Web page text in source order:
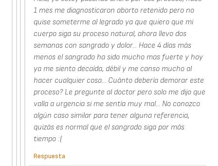
1 mes me diagnosticaron aborto retenido pero no
quise someterme al legrado ya que quiero que mi
cuerpo siga su proceso natural, ahora llevo dos
semanas con sangrado y dolor... Hace 4 días más
menos el sangrado ha sido mucho mas fuerte y hoy
ya me siento decaída, débil y me canso mucho al
hacer cualquier cosa... Cuánto debería demorar este
proceso? Le pregunte al doctor pero solo me dijo que
valla a urgencia si me sentía muy mal... No conozco
algún caso similar para tener alguna referencia,
quizás es normal que el sangrado siga por más
tiempo :(
Respuesta